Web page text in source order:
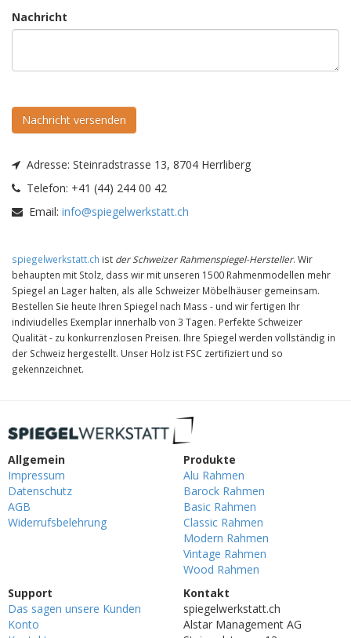
Nachricht
Nachricht versenden
Adresse: Steinradstrasse 13, 8704 Herrliberg
Telefon: +41 (44) 244 00 42
Email: info@spiegelwerkstatt.ch
spiegelwerkstatt.ch ist der Schweizer Rahmenspiegel-Hersteller. Wir
behaupten mit Stolz, dass wir mit unseren 1500 Rahmenmodellen mehr
Spiegel an Lager halten, als alle Schweizer Möbelhäuser gemeinsam.
Bestellen Sie heute Ihren Spiegel nach Mass - und wir fertigen Ihr
indiviudelles Exemplar innerhalb von 3 Tagen. Perfekte Schweizer
Qualität - zu konkurrenzlosen Preisen. Ihre Spiegel werden vollständig in
der Schweiz hergestellt. Unser Holz ist FSC zertifiziert und so
gekennzeichnet.
Allgemein
Impressum
Datenschutz
AGB
Widerrufsbelehrung
Produkte
Alu Rahmen
Barock Rahmen
Basic Rahmen
Classic Rahmen
Modern Rahmen
Vintage Rahmen
Wood Rahmen
Support
Das sagen unsere Kunden
Konto
Kontakt
spiegelwerkstatt.ch
Alstar Management AG